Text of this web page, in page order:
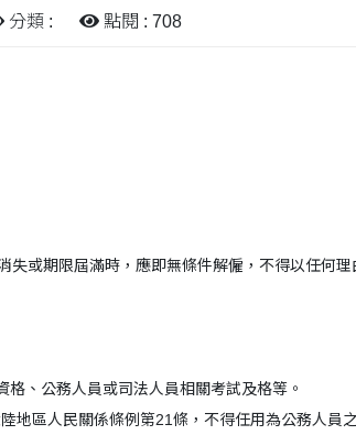
分類 : 點閱 : 708
或期限屆滿時，應即無條件解僱，不得以任何
、公務人員或司法人員相關考試及格等。
地區人民關係條例第21條，不得任用為公務人員